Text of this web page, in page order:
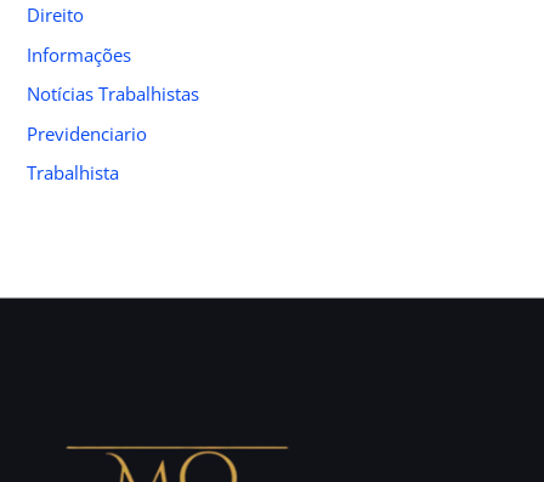
o
r
:
Direito
Informações
Notícias Trabalhistas
Previdenciario
Trabalhista